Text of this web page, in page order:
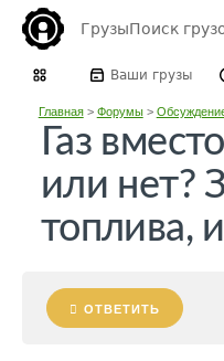
ГрузыПоиск
Ваши грузы
Главная> Форумы>
Газ
или нет?
топлива,
ОТВЕТИТЬ